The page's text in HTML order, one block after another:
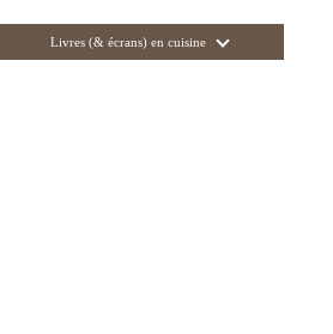
Livres (& écrans) en cuisine